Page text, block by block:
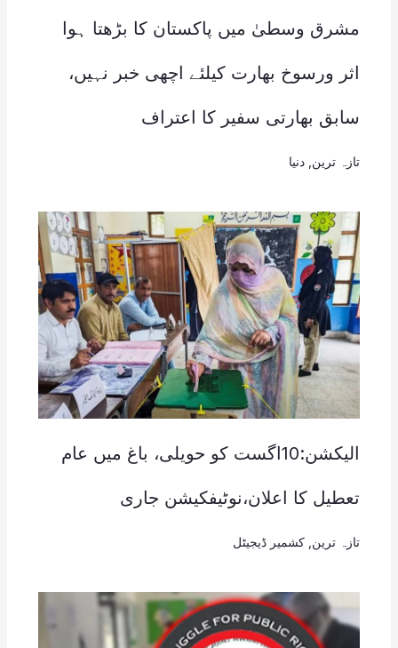
مشرق وسطیٰ میں پاکستان کا بڑھتا ہوا
اثر ورسوخ بھارت کیلئے اچھی خبر نہیں،
سابق بھارتی سفیر کا اعتراف
تازہ ترین دنیا
الیکشن:10اگست کو حویلی، باغ میں عام
تعطیل کا اعلان،نوٹیفکیشن جاری
تازہ ترین کشمیر ڈیجیٹل